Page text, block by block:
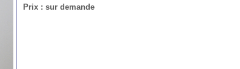
Prix : sur demande